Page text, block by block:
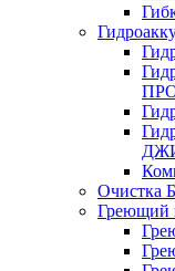
Греющий